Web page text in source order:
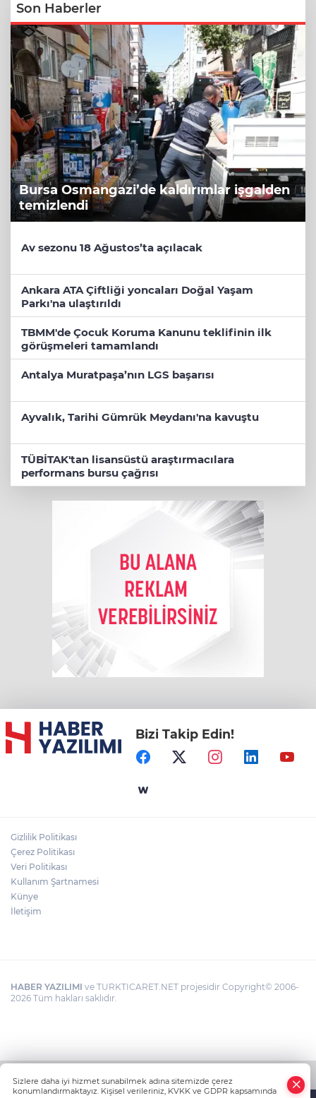
Son Haberler
Bursa Osmangazi’de kaldırımlar işgalden
temizlendi
Av sezonu 18 Ağustos’ta açılacak
Ankara ATA Çiftliği yoncaları Doğal Yaşam
Parkı'na ulaştırıldı
TBMM'de Çocuk Koruma Kanunu teklifinin ilk
görüşmeleri tamamlandı
Antalya Muratpaşa’nın LGS başarısı
Ayvalık, Tarihi Gümrük Meydanı'na kavuştu
TÜBİTAK'tan lisansüstü araştırmacılara
performans bursu çağrısı
Bizi Takip Edin!
Gizlilik Politikası
Çerez Politikası
Veri Politikası
Kullanım Şartnamesi
Künye
İletişim
HABER YAZILIMI ve TURKTICARET.NET projesidir Copyright© 2006-
2026 Tüm hakları saklıdır.
Sizlere daha iyi hizmet sunabilmek adına sitemizde çerez
konumlandırmaktayız. Kişisel verileriniz, KVKK ve GDPR kapsamında